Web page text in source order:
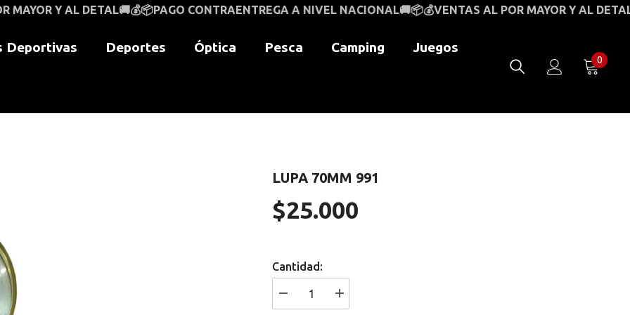
CONTRAENTREGA A NIVEL NACIONAL🚚📦💰VENTAS AL POR MAYOR Y AL DETAL🚚💰📦PAGO
Deportivas Deportes Óptica Pesca Camping Juegos
00
LUPA 70MM 991
Precio
regular
$25.000
Cantidad:
Error:
I18n
Error: